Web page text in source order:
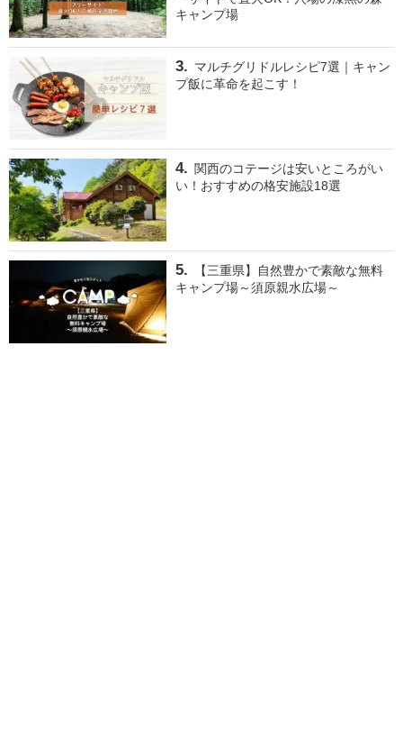
キャンプ場
マルチグリドルレシピ7選｜キャン
プ飯に革命を起こす！
関西のコテージは安いところがい
い！おすすめの格安施設18選
【三重県】自然豊かで素敵な無料
キャンプ場～須原親水広場～